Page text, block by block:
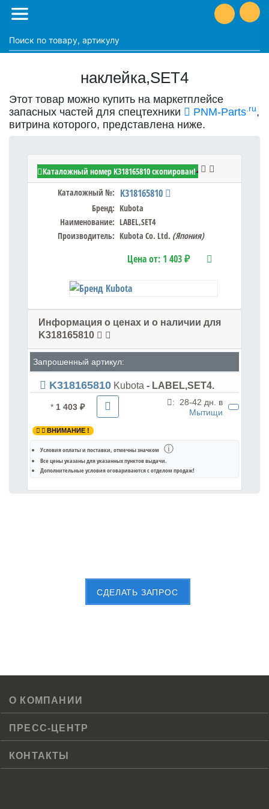
наклейка,SET4
Этот товар можно купить на маркетплейсе
запасных частей для спецтехники
PNM-Parts.ru,
витрина которого, представлена ниже.
Kubota K318165810 - LABEL,SET4
Каталожный №: K318165810
Бренд: Kubota
Наименование: LABEL,SET4
Производитель: Kubota Co. Ltd. (Япония)
Цена от: 1 403 ₽
Каталожный номер K318165810 скопирован!
Информация о ценах и о наличии для
K318165810
Запрошенный артикул:
K318165810 Kubota - LABEL,SET4.
* 1 403 ₽ : 28-42 дн. в
Мытищи
ВНИМАНИЕ !
Условия оплаты и поставки, отмечны значком ⓘ
Все цены указаны дляуказанных пунктов выдачи.
Дополнительные условия оговариваются с отделом продаж!
CДЕЛАТЬ ЗАПРОС
О КОМПАНИИ
ПРЕСС-ЦЕНТР
КОНТАКТЫ